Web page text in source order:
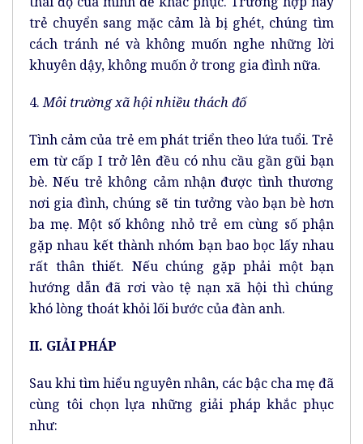
trẻ chuyển sang mặc cảm là bị ghét, chúng tìm
cách tránh né và không muốn nghe những lời
khuyên dậy, không muốn ở trong gia đình nữa.
4.Môi trường xã hội nhiều thách đố
Tình cảm của trẻ em phát triển theo lứa tuổi. Trẻ
em từ cấp I trở lên đều có nhu cầu gần gũi bạn
bè. Nếu trẻ không cảm nhận được tình thương
nơi gia đình, chúng sẽ tin tưởng vào bạn bè hơn
ba mẹ. Một số không nhỏ trẻ em cùng số phận
gặp nhau kết thành nhóm bạn bao bọc lấy nhau
rất thân thiết. Nếu chúng gặp phải một bạn
hướng dẫn đã rơi vào tệ nạn xã hội thì chúng
khó lòng thoát khỏi lối bước của đàn anh.
II. GIẢI PHÁP
Sau khi tìm hiểu nguyên nhân, các bậc cha mẹ đã
cùng tôi chọn lựa những giải pháp khắc phục
như: